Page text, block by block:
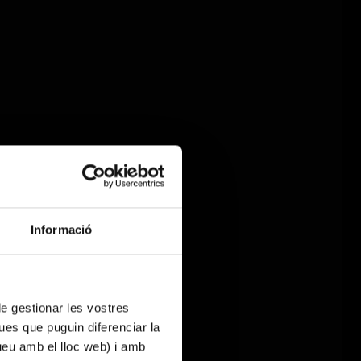
Informació
gestionar les vostres
que puguin diferenciar la
amb el lloc web) i amb